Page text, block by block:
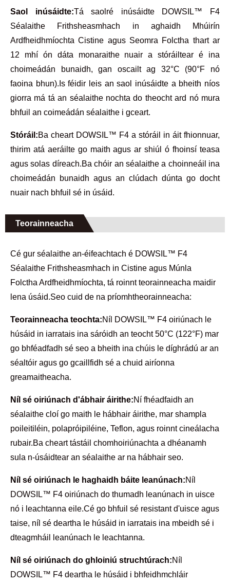
Saol inúsáidte:Tá saolré inúsáidte DOWSIL™ F4
Séalaithe Frithsheasmhach in aghaidh Mhúirín
Ardfheidhmíochta Cistine agus Seomra Folctha thart ar
12 mhí ón dáta monaraithe nuair a stóráiltear é ina
choimeádán bunaidh, gan oscailt ag 32°C (90°F nó
faoina bhun).Is féidir leis an saol inúsáidte a bheith níos
giorra má tá an séalaithe nochta do theocht ard nó mura
bhfuil an coimeádán séalaithe i gceart.
Stóráil:Ba cheart DOWSIL™ F4 a stóráil in áit fhionnuar,
thirim atá aeráilte go maith agus ar shiúl ó fhoinsí teasa
agus solas díreach.Ba chóir an séalaithe a choinneáil ina
choimeádán bunaidh agus an clúdach dúnta go docht
nuair nach bhfuil sé in úsáid.
Teorainneacha
Cé gur séalaithe an-éifeachtach é DOWSIL™ F4
Séalaithe Frithsheasmhach in Cistine agus Múnla
Folctha Ardfheidhmíochta, tá roinnt teorainneacha maidir
lena úsáid.Seo cuid de na príomhtheorainneacha:
Teorainneacha teochta:Níl DOWSIL™ F4 oiriúnach le
húsáid in iarratais ina sáróidh an teocht 50°C (122°F) mar
go bhféadfadh sé seo a bheith ina chúis le díghrádú ar an
séaltóir agus go gcaillfidh sé a chuid airíonna
greamaitheacha.
Níl sé oiriúnach d'ábhair áirithe:Ní fhéadfaidh an
séalaithe cloí go maith le hábhair áirithe, mar shampla
poileitiléin, polapróipiléine, Teflon, agus roinnt cineálacha
rubair.Ba cheart tástáil chomhoiriúnachta a dhéanamh
sula n-úsáidtear an séalaithe ar na hábhair seo.
Níl sé oiriúnach le haghaidh báite leanúnach:Níl
DOWSIL™ F4 oiriúnach do thumadh leanúnach in uisce
nó i leachtanna eile.Cé go bhfuil sé resistant d'uisce agus
taise, níl sé deartha le húsáid in iarratais ina mbeidh sé i
dteagmháil leanúnach le leachtanna.
Níl sé oiriúnach do ghloiniú struchtúrach:Níl
DOWSIL™ F4 deartha le húsáid i bhfeidhmchláir